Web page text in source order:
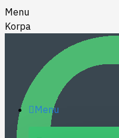
Menu
Korpa
Menu